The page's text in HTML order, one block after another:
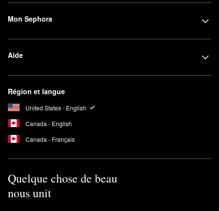
Mon Sephora
Aide
Région et langue
United States - English
Canada - English
Canada - Français
Quelque chose de beau
nous unit